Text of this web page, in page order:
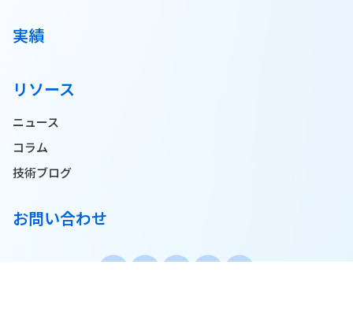
実績
リソース
ニュース
コラム
技術ブログ
お問い合わせ